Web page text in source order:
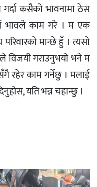
कसैको भावनामा ठेस
भावले काम गरे । म एक
मान्छे हुँ । त्यसो
विजयी गराउनुभयो भने म
रहेर काम गर्नेछु । मलाई
यति भन्न चहान्छु ।